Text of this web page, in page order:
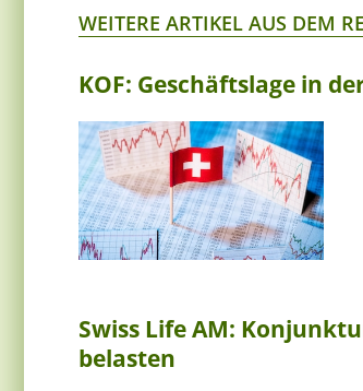
WEITERE ARTIKEL AUS DEM
KOF: Geschäftslage in
Swiss Life AM:
belasten